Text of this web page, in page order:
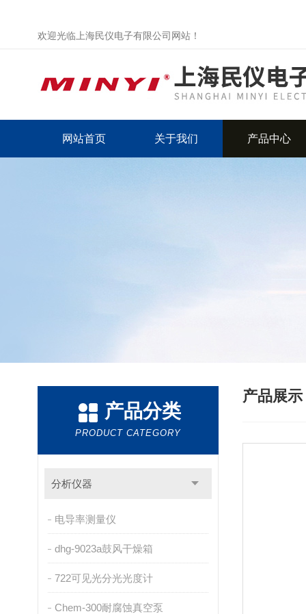
欢迎光临上海民仪电子有限公司网站！
网站首页 关于我们 产品中心
产品分类
PRODUCT CATEGORY
分析仪器
电导率测量仪
dhg-9023a鼓风干燥箱
722可见光分光光度计
Chem-300耐腐蚀真空泵
产品展示